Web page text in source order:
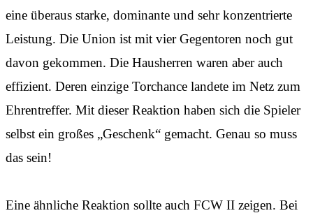
eine überaus starke, dominante und sehr konzentrierte
Leistung. Die Union ist mit vier Gegentoren noch gut
davon gekommen. Die Hausherren waren aber auch
effizient. Deren einzige Torchance landete im Netz zum
Ehrentreffer. Mit dieser Reaktion haben sich die Spieler
selbst ein großes „Geschenk“ gemacht. Genau so muss
das sein!
Eine ähnliche Reaktion sollte auch FCW II zeigen. Bei